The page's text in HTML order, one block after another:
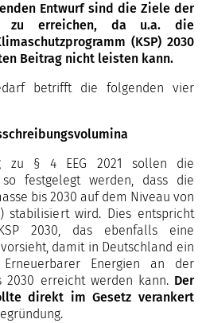
Entwurf sind die Ziele der
zu erreichen, da u.a. die
(KSP) 2030
Beitrag nicht leisten kann.
betrifft die folgenden vier
zu § 4 EEG 2021 sollen die
so festgelegt werden, dass die
bis 2030 auf dem Niveau von
stabilisiert wird. Dies entspricht
2030, das ebenfalls eine
damit in Deutschland ein
Energien an der
2030 erreicht werden kann. Der
direkt im Gesetz verankert